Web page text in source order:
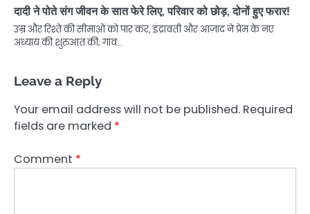
दादी ने पोते संग जीवन के सात फेरे लिए, परिवार को छोड़, दोनों हुए फरार!
उम्र और रिश्ते की सीमाओं को पार कर, इंद्रावती और आज़ाद ने प्रेम के नए
अध्याय की शुरुआत की; गांव…
Leave a Reply
Your email address will not be published. Required
fields are marked *
Comment *